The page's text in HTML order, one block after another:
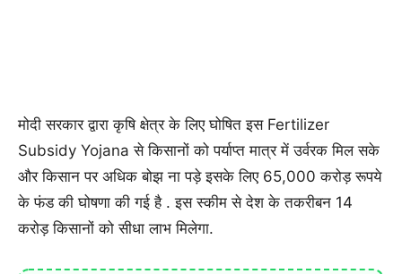
मोदी सरकार द्वारा कृषि क्षेत्र के लिए घोषित इस Fertilizer
Subsidy Yojana से किसानों को पर्याप्त मात्र में उर्वरक मिल सके
और किसान पर अधिक बोझ ना पड़े इसके लिए 65,000 करोड़ रूपये
के फंड की घोषणा की गई है . इस स्कीम से देश के तकरीबन 14
करोड़ किसानों को सीधा लाभ मिलेगा.